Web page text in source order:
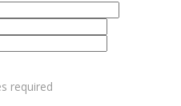
required